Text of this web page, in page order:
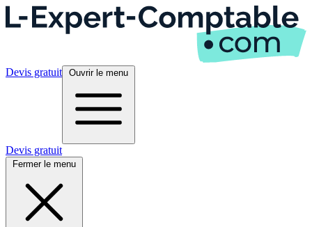
Devis gratuit Ouvrir le menu
Devis gratuit
Fermer le menu